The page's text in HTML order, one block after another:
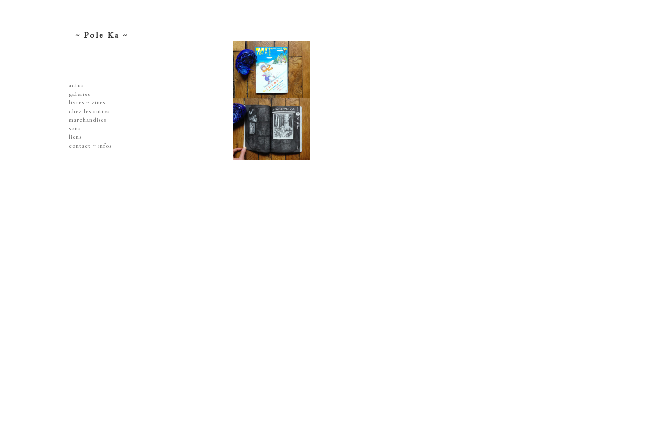
~ Pole Ka ~
actus
galeries
dessins ~ illustrations
affiches ~ concerts ~ disques
gravures
peintures
dissections ~ découpes
jouets ~ objets
livres ~ zines
chez les autres
marchandises
sérigraphies
livres & zines
gravures
sons
liens
contact ~ infos